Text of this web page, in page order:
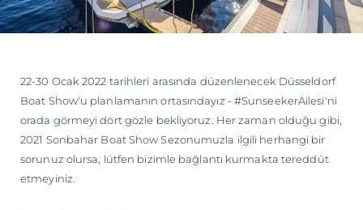
22-30 Ocak 2022 tarihleri arasında düzenlenecek Düsseldorf
Boat Show'u planlamanın ortasındayız - #SunseekerAilesi'ni
orada görmeyi dört gözle bekliyoruz. Her zaman olduğu gibi,
2021 Sonbahar Boat Show Sezonumuzla ilgili herhangi bir
sorunuz olursa, lütfen bizimle bağlantı kurmakta tereddüt
etmeyiniz.